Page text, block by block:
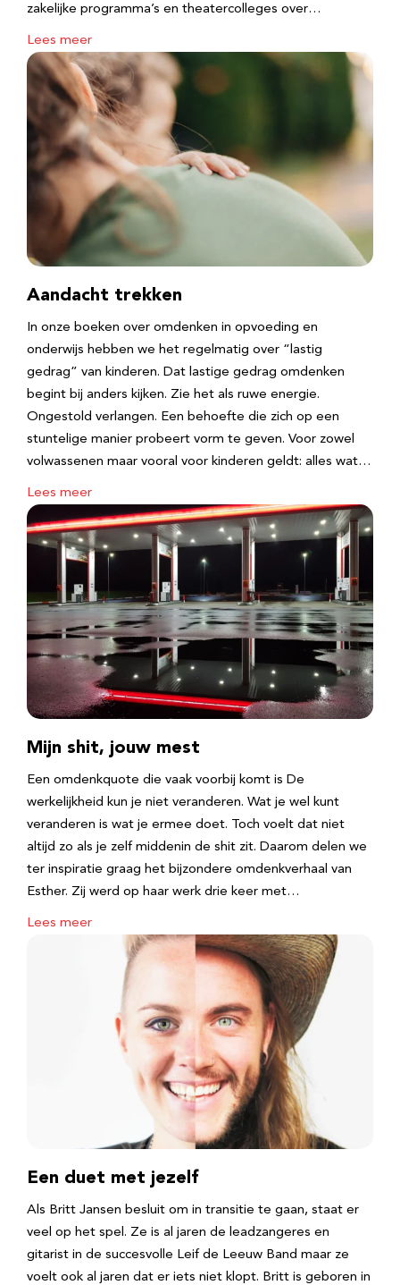
zakelijke programma’s en theatercolleges over…
Lees meer
Aandacht trekken
In onze boeken over omdenken in opvoeding en
onderwijs hebben we het regelmatig over “lastig
gedrag” van kinderen. Dat lastige gedrag omdenken
begint bij anders kijken. Zie het als ruwe energie.
Ongestold verlangen. Een behoefte die zich op een
stuntelige manier probeert vorm te geven. Voor zowel
volwassenen maar vooral voor kinderen geldt: alles wat…
Lees meer
Mijn shit, jouw mest
Een omdenkquote die vaak voorbij komt is De
werkelijkheid kun je niet veranderen. Wat je wel kunt
veranderen is wat je ermee doet. Toch voelt dat niet
altijd zo als je zelf middenin de shit zit. Daarom delen we
ter inspiratie graag het bijzondere omdenkverhaal van
Esther. Zij werd op haar werk drie keer met…
Lees meer
Een duet met jezelf
Als Britt Jansen besluit om in transitie te gaan, staat er
veel op het spel. Ze is al jaren de leadzangeres en
gitarist in de succesvolle Leif de Leeuw Band maar ze
voelt ook al jaren dat er iets niet klopt. Britt is geboren in